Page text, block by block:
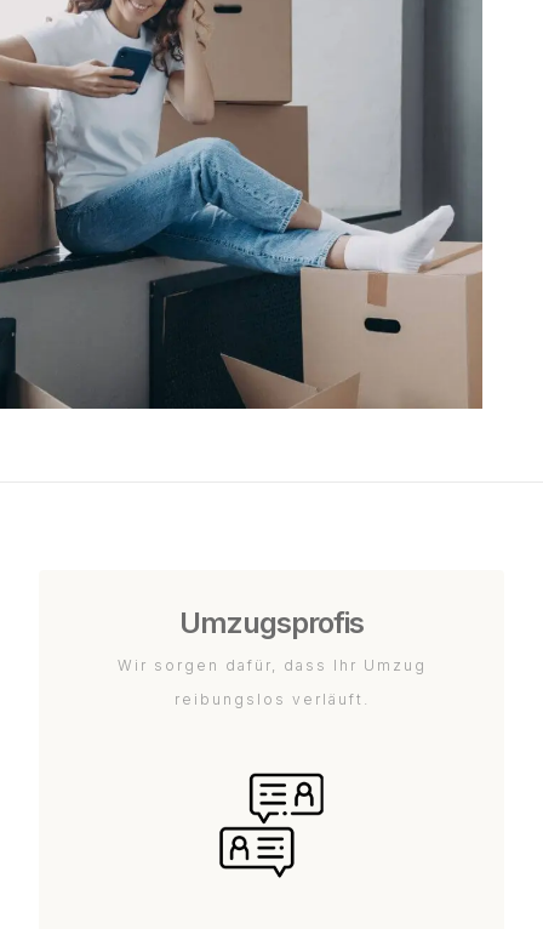
Umzugsprofis
Wir sorgen dafür, dass Ihr Umzug
reibungslos verläuft.